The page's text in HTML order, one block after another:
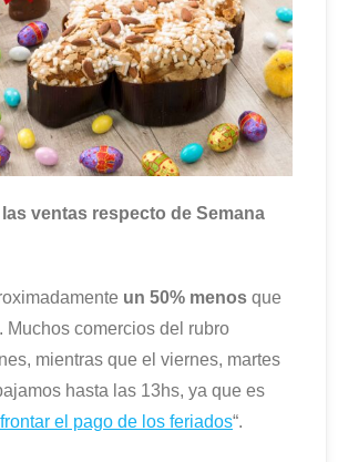
ventas respecto de Semana
un 50% menos que
Muchos comercios del rubro
mientras que el viernes, martes
hasta las 13hs, ya que es
el pago de los feriados“.